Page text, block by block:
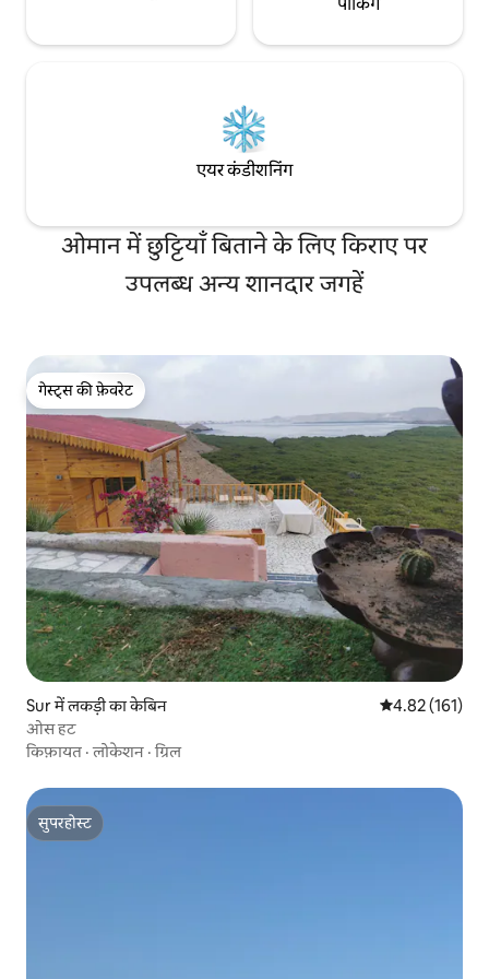
एयर कंडीशनिंग
ओमान में छुट्टियाँ बिताने के लिए किराए पर
उपलब्ध अन्य शानदार जगहें
गेस्ट्स की फ़ेवरेट
गेस्ट्स की फ़ेवरेट
Sur में लकड़ी का केबिन औसत रेटिंग 5 में से
4.82 (161)
ओस हट
किफ़ायत ·लोकेशन ·ग्रिल
सुपरहोस्ट
सुपरहोस्ट